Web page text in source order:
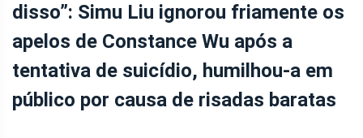
disso”: Simu Liu ignorou friamente os
apelos de Constance Wu após a
tentativa de suicídio, humilhou-a em
público por causa de risadas baratas